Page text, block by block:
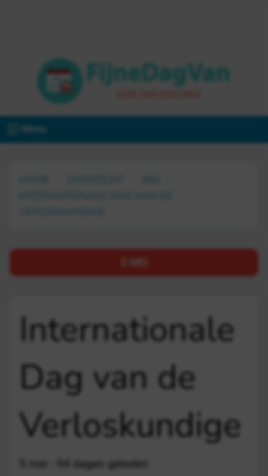
Menu
Internationale
Dag van de
Verloskundige
5 mei - 94 dagen geleden